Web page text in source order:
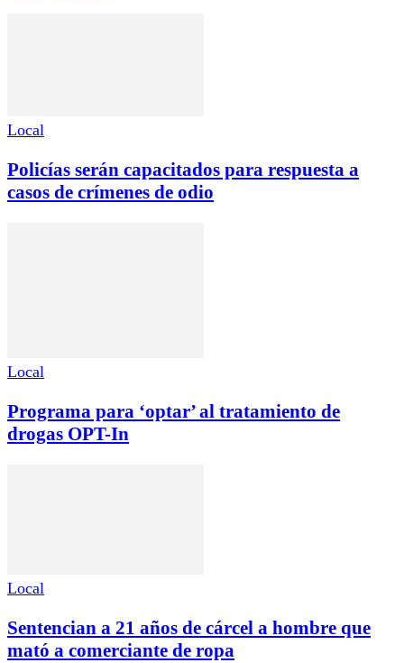
Local
Policías serán capacitados para respuesta a
casos de crímenes de odio
Local
Programa para ‘optar’ al tratamiento de
drogas OPT-In
Local
Sentencian a 21 años de cárcel a hombre que
mató a comerciante de ropa